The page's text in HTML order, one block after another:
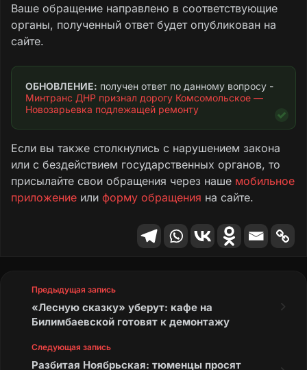
такси, за которое жители села платят 500–
600 рублей, чтобы доехать до ближайшего
города Комсомольское.
Прошу направить обращение в
Министерство транспорта ДНР для решения
проблемы, в том числе приведения
дорожного (асфальтного) покрытия в
удовлетворительное нормативное состояние.
Текст обращения
Ваше обращение направлено в соответствующие
органы, полученный ответ будет опубликован на
сайте.
ОБНОВЛЕНИЕ:
Минтранс ДНР признал дорогу Комсомольское —
Новозарьевка подлежащей ремонту
Если вы также столкнулись с нарушением закона
или с бездействием государственных органов, то
присылайте свои обращения через наше мобильное
приложение или форму обращения на сайте.
Предыдущая запись
«Лесную сказку» уберут: кафе на
Билимбаевской готовят к демонтажу
Следующая запись
Разбитая Ноябрьская: тюменцы просят